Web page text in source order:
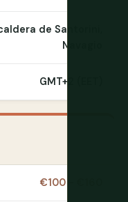
de Santorini,
Navagio
GMT+2 (EET)
€100 - €160